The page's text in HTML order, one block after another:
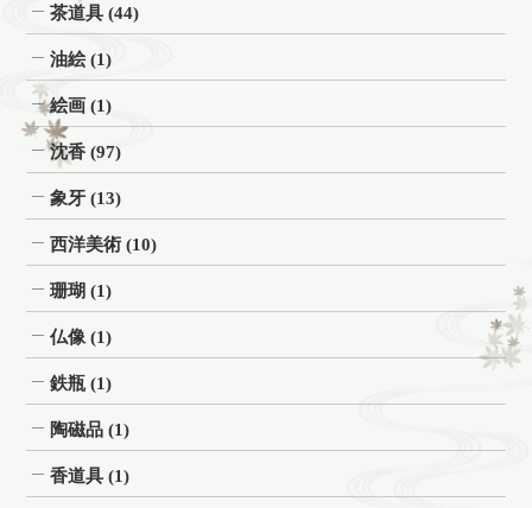
茶道具(44)
油絵(1)
絵画(1)
沈香(97)
象牙(13)
西洋美術(10)
珊瑚(1)
仏像(1)
鉄瓶(1)
陶磁品(1)
香道具(1)